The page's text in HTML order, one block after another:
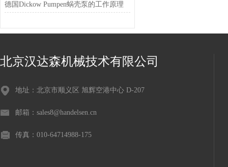
德国Dickow Pumpen蜗壳泵的工作原理
北京汉达森机械技术有限公司
地址：北京市顺义区 旭辉空港中心 D-207
邮箱：sales8@handelsen.cn
传真：010-64714988-175